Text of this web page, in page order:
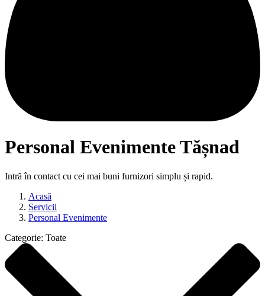
Personal Evenimente Tășnad
Intră în contact cu cei mai buni furnizori simplu și rapid.
Acasă
Servicii
Personal Evenimente
Categorie: Toate